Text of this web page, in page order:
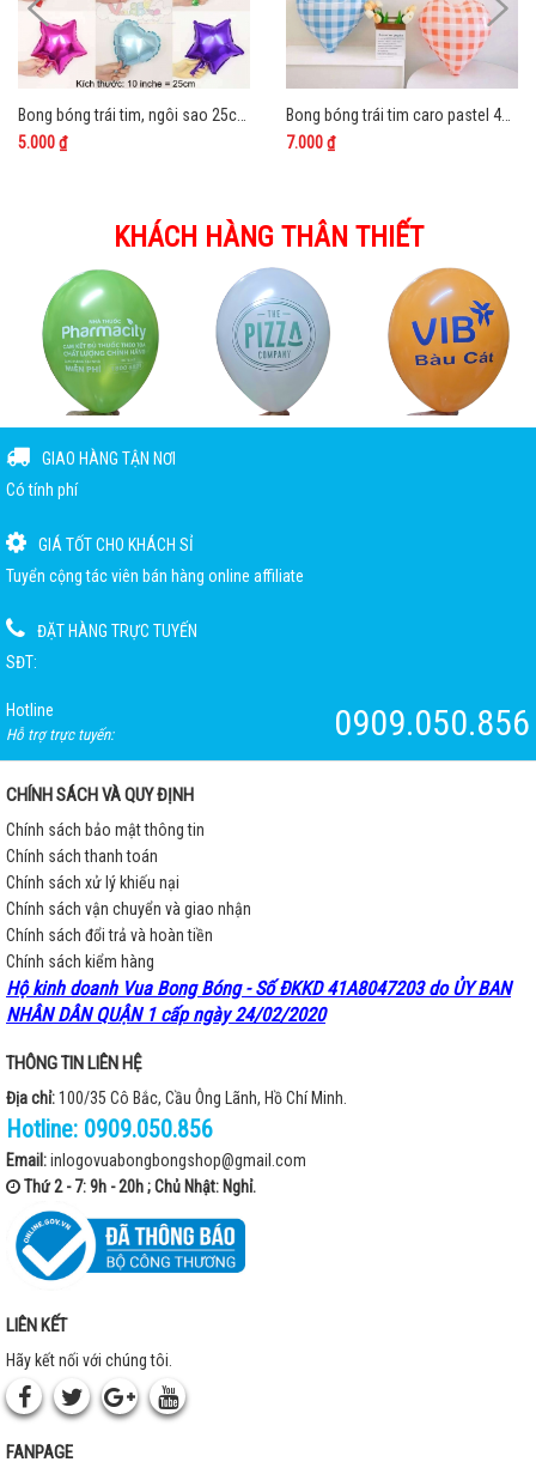
5.000 ₫
Bong bóng trái tim caro pastel 45cm nilon
7.000 ₫
KHÁCH HÀNG THÂN THIẾT
GIAO HÀNG TẬN NƠI
Có tính phí
GIÁ TỐT CHO KHÁCH SỈ
Tuyển cộng tác viên bán hàng online affiliate
ĐẶT HÀNG TRỰC TUYẾN
SĐT:
Hotline
Hỗ trợ trực tuyến: 0909.050.856
CHÍNH SÁCH VÀ QUY ĐỊNH
Chính sách bảo mật thông tin
Chính sách thanh toán
Chính sách xử lý khiếu nại
Chính sách vận chuyển và giao nhận
Chính sách đổi trả và hoàn tiền
Chính sách kiểm hàng
Hộ kinh doanh Vua Bong Bóng - Số ĐKKD 41A8047203 do ỦY BAN
NHÂN DÂN QUẬN 1 cấp ngày 24/02/2020
THÔNG TIN LIÊN HỆ
Địa chỉ:100/35 Cô Bắc, Cầu Ông Lãnh, Hồ Chí Minh.
Hotline: 0909.050.856
Email:inlogovuabongbongshop@gmail.com
Thứ 2 - 7: 9h - 20h ; Chủ Nhật: Nghỉ.
LIÊN KẾT
Hãy kết nối với chúng tôi.
FANPAGE